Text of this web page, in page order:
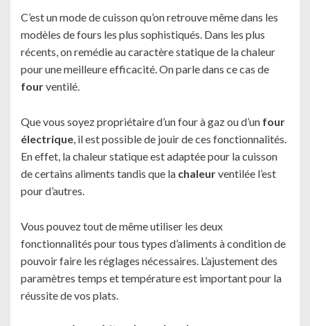
C’est un mode de cuisson qu’on retrouve même dans les
modèles de fours les plus sophistiqués. Dans les plus
récents, on remédie au caractère statique de la chaleur
pour une meilleure efficacité. On parle dans ce cas de
fourventilé.
Que vous soyez propriétaire d’un four à gaz ou d’un four
électrique, il est possible de jouir de ces fonctionnalités.
En effet, la chaleur statique est adaptée pour la cuisson
de certains aliments tandis que la chaleurventilée l’est
pour d’autres.
Vous pouvez tout de même utiliser les deux
fonctionnalités pour tous types d’aliments à condition de
pouvoir faire les réglages nécessaires. L’ajustement des
paramètres temps et température est important pour la
réussite de vos plats.